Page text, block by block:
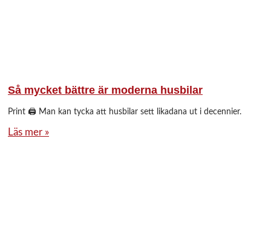
Så mycket bättre är moderna husbilar
Print 🖨 Man kan tycka att husbilar sett likadana ut i decennier.
Läs mer »